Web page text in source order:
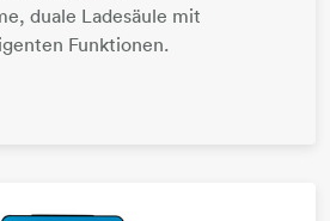
duale Ladesäule mit
Funktionen.